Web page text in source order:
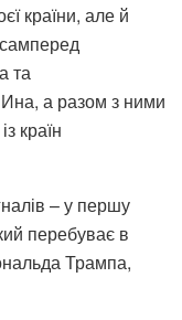
країни, але й
та
Ина, а разом з ними
країн
– у першу
перебуває в
Трампа,